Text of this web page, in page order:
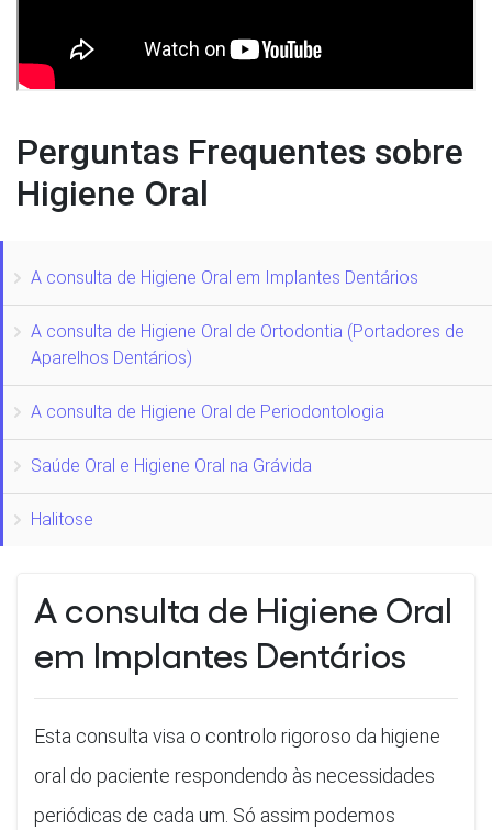
Perguntas Frequentes sobre
Higiene Oral
A consulta de Higiene Oral em Implantes Dentários
A consulta de Higiene Oral de Ortodontia (Portadores de
Aparelhos Dentários)
A consulta de Higiene Oral de Periodontologia
Saúde Oral e Higiene Oral na Grávida
Halitose
A consulta de Higiene Oral
em Implantes Dentários
Esta consulta visa o controlo rigoroso da higiene
oral do paciente respondendo às necessidades
periódicas de cada um. Só assim podemos